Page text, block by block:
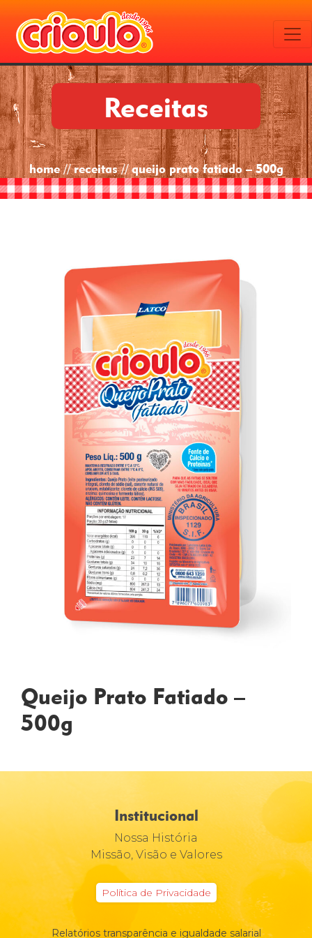
Receitas
home // receitas // queijo prato fatiado – 500g
Queijo Prato Fatiado –
500g
Institucional
Nossa História
Missão, Visão e Valores
Política de Privacidade
Relatórios transparência e igualdade salarial